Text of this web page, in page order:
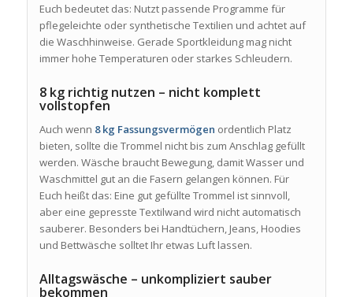
Euch bedeutet das: Nutzt passende Programme für
pflegeleichte oder synthetische Textilien und achtet auf
die Waschhinweise. Gerade Sportkleidung mag nicht
immer hohe Temperaturen oder starkes Schleudern.
8 kg richtig nutzen – nicht komplett
vollstopfen
Auch wenn 8 kg Fassungsvermögen ordentlich Platz
bieten, sollte die Trommel nicht bis zum Anschlag gefüllt
werden. Wäsche braucht Bewegung, damit Wasser und
Waschmittel gut an die Fasern gelangen können. Für
Euch heißt das: Eine gut gefüllte Trommel ist sinnvoll,
aber eine gepresste Textilwand wird nicht automatisch
sauberer. Besonders bei Handtüchern, Jeans, Hoodies
und Bettwäsche solltet Ihr etwas Luft lassen.
Alltagswäsche – unkompliziert sauber
bekommen